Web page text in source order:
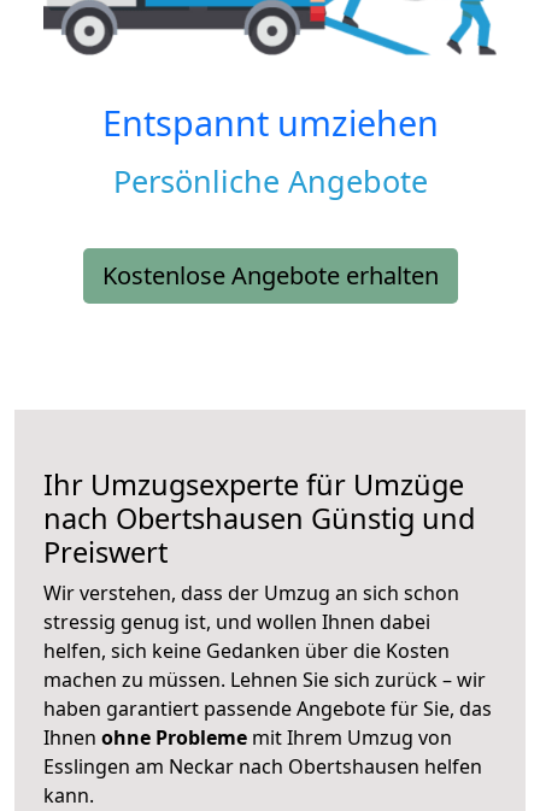
Entspannt umziehen
Persönliche Angebote
Kostenlose Angebote erhalten
Ihr Umzugsexperte für Umzüge
nach Obertshausen Günstig und
Preiswert
Wir verstehen, dass der Umzug an sich schon
stressig genug ist, und wollen Ihnen dabei
helfen, sich keine Gedanken über die Kosten
machen zu müssen. Lehnen Sie sich zurück – wir
haben garantiert passende Angebote für Sie, das
Ihnen ohne Probleme mit Ihrem Umzug von
Esslingen am Neckar nach Obertshausen helfen
kann.